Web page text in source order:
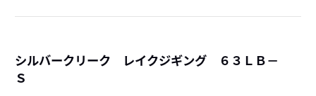
シルバークリーク レイクジギング ６３ＬＢ－
Ｓ